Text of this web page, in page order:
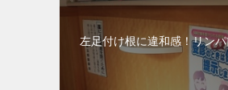
左足付け根に違和感！リン